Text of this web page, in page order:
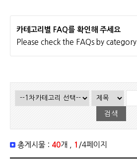
카테고리별 FAQ를 확인해 주세요
Please check the FAQs by category
총게시물 : 40개 , 1 /4페이지